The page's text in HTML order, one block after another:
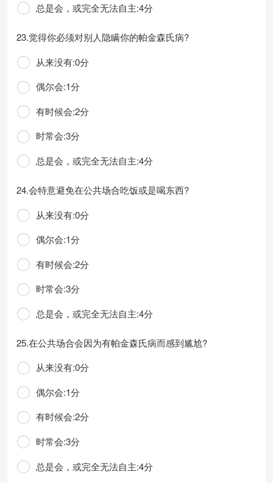
总是会，或完全无法自主:4分
23.觉得你必须对别人隐瞒你的帕金森氏病?
从来没有:0分
偶尔会:1分
有时候会:2分
时常会:3分
总是会，或完全无法自主:4分
24.会特意避免在公共场合吃饭或是喝东西?
从来没有:0分
偶尔会:1分
有时候会:2分
时常会:3分
总是会，或完全无法自主:4分
25.在公共场合会因为有帕金森氏病而感到尴尬?
从来没有:0分
偶尔会:1分
有时候会:2分
时常会:3分
总是会，或完全无法自主:4分